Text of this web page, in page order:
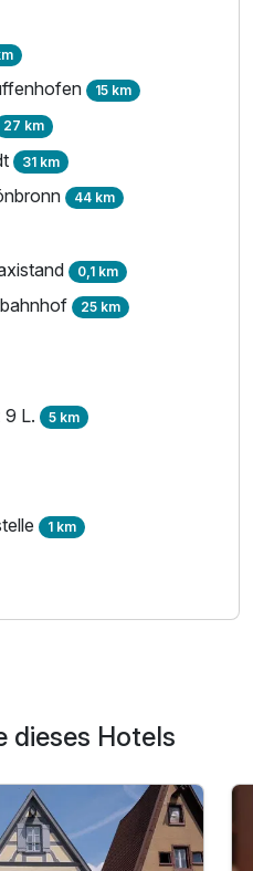
15 km
27 km
31 km
44 km
0,1 km
25 km
9 L. 5 km
1 km
dieses Hotels